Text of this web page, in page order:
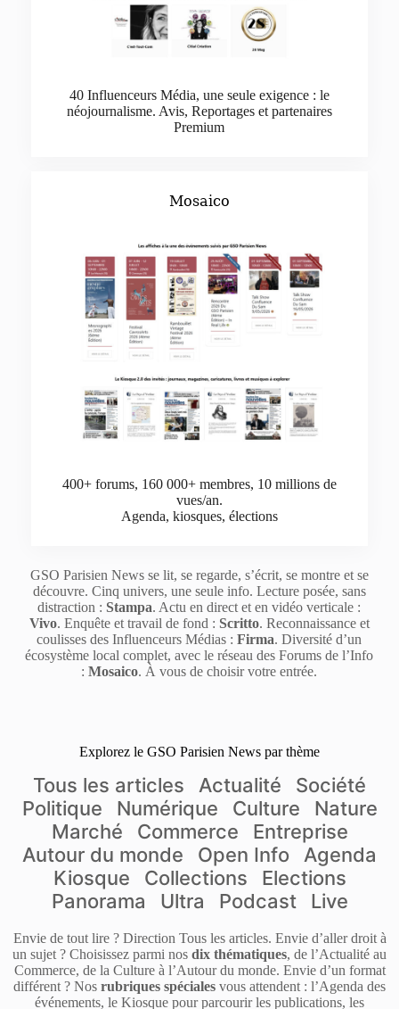
40 Influenceurs Média, une seule exigence : le
néojournalisme. Avis, Reportages et partenaires
Premium
Mosaico
400+ forums, 160 000+ membres, 10 millions de
vues/an.
Agenda, kiosques, élections
GSO Parisien News se lit, se regarde, s’écrit, se montre et se
découvre. Cinq univers, une seule info. Lecture posée, sans
distraction : Stampa. Actu en direct et en vidéo verticale :
Vivo. Enquête et travail de fond : Scritto. Reconnaissance et
coulisses des Influenceurs Médias :Firma. Diversité d’un
écosystème local complet, avec le réseau des Forums de l’Info
:Mosaico. À vous de choisir votre entrée.
Explorez le GSO Parisien News par thème
Tous les articles Actualité
Société
Politique
Numérique Culture
Nature
Marché
Commerce
Entreprise
Autour du monde
Open Info
Agenda
Kiosque
Collections
Elections
Panorama
Ultra Podcast Live
Envie de tout lire ? Direction Tous les articles. Envie d’aller droit à
un sujet ? Choisissez parmi nos dix thématiques, de l’Actualité au
Commerce, de la Culture à l’Autour du monde. Envie d’un format
différent ? Nos rubriques spéciales vous attendent : l’Agenda des
événements, le Kiosque pour parcourir les publications, les